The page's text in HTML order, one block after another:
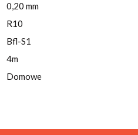
0,20 mm
R10
Bfl-S1
4m
Domowe